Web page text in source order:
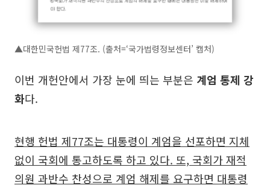
▲대한민국헌법 제77조. (출처=‘국가법령정보센터’ 캡처)
이번 개헌안에서 가장 눈에 띄는 부분은 계엄 통제 강
화다.
현행 헌법 제77조는 대통령이 계엄을 선포하면 지체
없이 국회에 통고하도록 하고 있다. 또, 국회가 재적
의원 과반수 찬성으로 계엄 해제를 요구하면 대통령